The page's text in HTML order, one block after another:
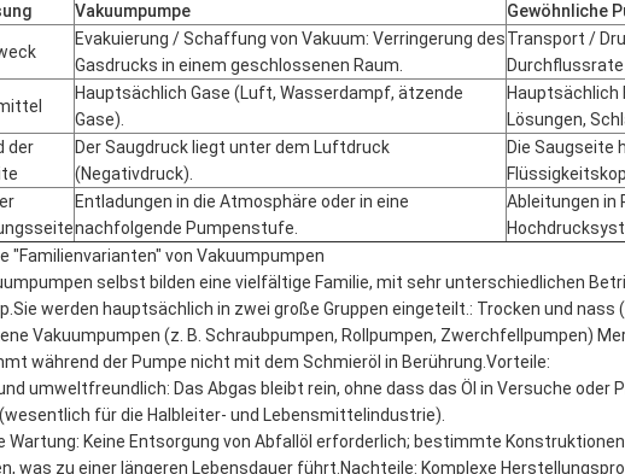
Vakuumpumpe Gewöhnliche
Evakuierung / Schaffung von Vakuum: Verringerung des
Gasdrucks in einem geschlossenen Raum.
Transport /
Durchflussrate
Hauptsächlich Gase (Luft, Wasserdampf, ätzende
Gase).
Hauptsächlich
Lösungen,
der
Der Saugdruck liegt unter dem Luftdruck
(Negativdruck).
Die Saugseite
Entladungen in die Atmosphäre oder in eine
nachfolgende Pumpenstufe.
Ableitungen in
"Familienvarianten" von Vakuumpumpen
selbst bilden eine vielfältige Familie, mit sehr unterschiedlichen
werden hauptsächlich in zwei große Gruppen eingeteilt.: Trocken und nass
Vakuumpumpen (z. B. Schraubpumpen, Rollpumpen, Zwerchfellpumpen)
während der Pumpe nicht mit dem Schmieröl in Berührung.Vorteile:
umweltfreundlich: Das Abgas bleibt rein, ohne dass das Öl in Versuche oder
für die Halbleiter- und Lebensmittelindustrie).
Wartung: Keine Entsorgung von Abfallöl erforderlich; bestimmte
was zu einer längeren Lebensdauer führt.Nachteile: Komplexe